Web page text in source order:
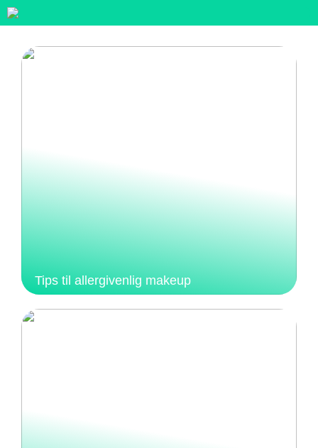
Tips til allergivenlig makeup